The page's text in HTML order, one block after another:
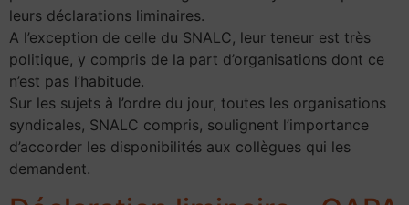
leurs déclarations liminaires.
A l’exception de celle du SNALC, leur teneur est très
politique, y compris de la part d’organisations dont ce
n’est pas l’habitude.
Sur les sujets à l’ordre du jour, toutes les organisations
syndicales, SNALC compris, soulignent l’importance
d’accorder les disponibilités aux collègues qui les
demandent.